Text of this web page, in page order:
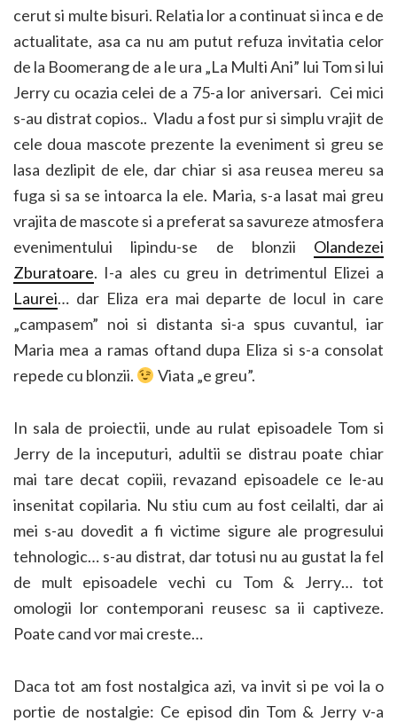
cerut si multe bisuri. Relatia lor a continuat si inca e de
actualitate, asa ca nu am putut refuza invitatia celor
de la Boomerang de a le ura „La Multi Ani” lui Tom si lui
Jerry cu ocazia celei de a 75-a lor aniversari. Cei mici
s-au distrat copios.. Vladu a fost pur si simplu vrajit de
cele doua mascote prezente la eveniment si greu se
lasa dezlipit de ele, dar chiar si asa reusea mereu sa
fuga si sa se intoarca la ele. Maria, s-a lasat mai greu
vrajita de mascote si a preferat sa savureze atmosfera
evenimentului lipindu-se de blonzii Olandezei
Zburatoare. I-a ales cu greu in detrimentul Elizei a
Laurei… dar Eliza era mai departe de locul in care
„campasem” noi si distanta si-a spus cuvantul, iar
Maria mea a ramas oftand dupa Eliza si s-a consolat
repede cu blonzii.
Viata „e greu”.
In sala de proiectii, unde au rulat episoadele Tom si
Jerry de la inceputuri, adultii se distrau poate chiar
mai tare decat copiii, revazand episoadele ce le-au
insenitat copilaria. Nu stiu cum au fost ceilalti, dar ai
mei s-au dovedit a fi victime sigure ale progresului
tehnologic… s-au distrat, dar totusi nu au gustat la fel
de mult episoadele vechi cu Tom & Jerry… tot
omologii lor contemporani reusesc sa ii captiveze.
Poate cand vor mai creste…
Daca tot am fost nostalgica azi, va invit si pe voi la o
portie de nostalgie: Ce episod din Tom & Jerry v-a